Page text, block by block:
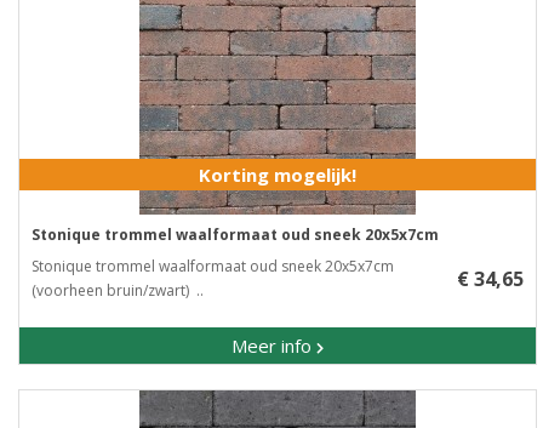
Korting mogelijk!
Stonique trommel waalformaat oud sneek 20x5x7cm
Stonique trommel waalformaat oud sneek 20x5x7cm
(voorheen bruin/zwart) ..
Meer info
€ 34,65